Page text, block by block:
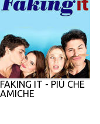
FAKING IT - PIÙ CHE
AMICHE